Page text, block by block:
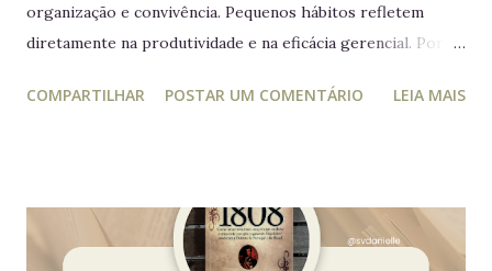
organização e convivência. Pequenos hábitos refletem
diretamente na produtividade e na eficácia gerencial. Por
da educação estratégica e gerencial : respeito ao espaço
convivência e evita conflitos desnecessários. 2. Organize
seus alimentos em um único espaço Facilita o controle da
COMPARTILHAR POSTAR UM COMENTÁRIO LEIA MAIS